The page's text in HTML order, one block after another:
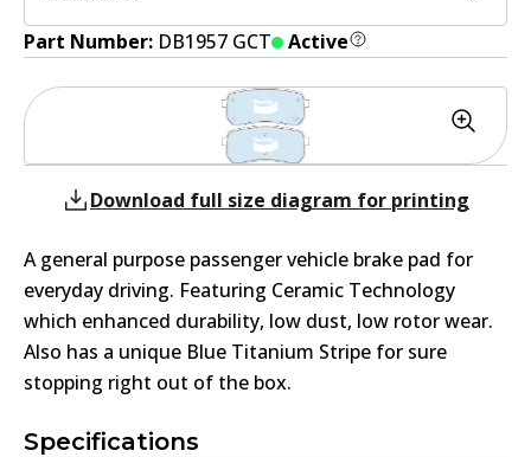
Part Number: DB1957 GCT Active
Specifications
Download full size diagram for printing
A general purpose passenger vehicle brake pad for
everyday driving. Featuring Ceramic Technology
which enhanced durability, low dust, low rotor wear.
Also has a unique Blue Titanium Stripe for sure
stopping right out of the box.